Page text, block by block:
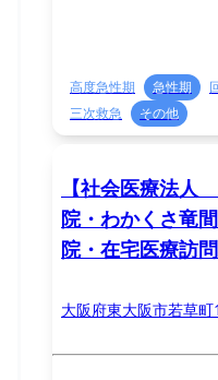
高度急性期 急性期
三次救急
その他
【社会医療法
院・わかくさ竜
院・在宅医療訪
大阪府東大阪市若草
院）